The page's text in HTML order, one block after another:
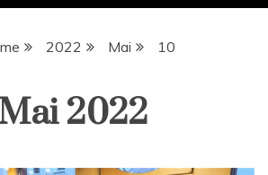
2022 Mai 10
2022